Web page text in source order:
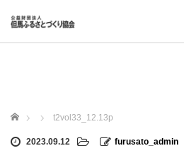
ホーム t2vol33_12.13p
2023.09.12 furusato_admin